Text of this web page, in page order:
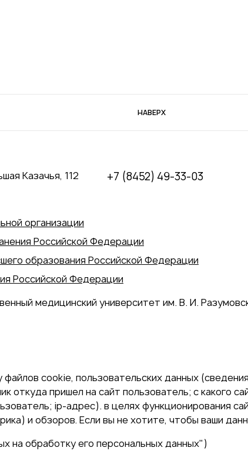
НАВЕРХ
Казачья, 112
+7 (8452) 49-33-03
организации
Российской Федерации
образования Российской Федерации
Российской Федерации
медицинский университет им. В. И.
cookie, пользовательских данных
откуда пришел на сайт пользователь; с какого
ip-адрес). в целях функционирования
и обзоров. Если вы не хотите, чтобы ваши
на обработку его персональных данных")